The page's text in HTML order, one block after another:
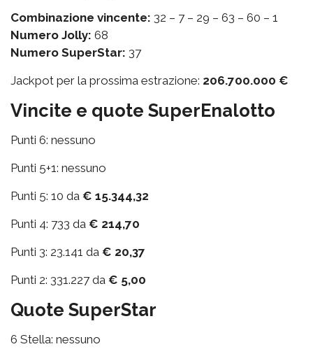
Combinazione vincente: 32 – 7 – 29 – 63 – 60 – 1
Numero Jolly: 68
Numero SuperStar: 37
Jackpot per la prossima estrazione: 206.700.000 €
Vincite e quote SuperEnalotto
Punti 6: nessuno
Punti 5+1: nessuno
Punti 5: 10 da € 15.344,32
Punti 4: 733 da € 214,70
Punti 3: 23.141 da € 20,37
Punti 2: 331.227 da € 5,00
Quote SuperStar
6 Stella: nessuno